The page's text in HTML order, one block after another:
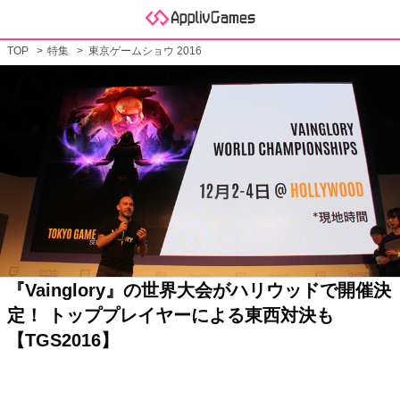
TOP 特集 東京ゲームショウ 2016
『Vainglory』の世界大会がハリウッドで開催決
定！ トッププレイヤーによる東西対決も
【TGS2016】